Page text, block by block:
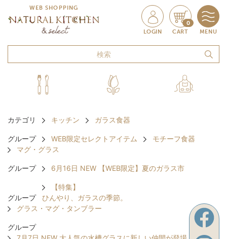
WEB SHOPPING
LOGIN
0
CART MENU
カテゴリ キッチン ガラス食器
グループ WEB限定セレクトアイテム
モチーフ食器
マグ・グラス
グループ 6月16日 NEW 【WEB限定】夏のガラス市
グループ
【特集】
ひんやり、ガラスの季節。
グラス・マグ・タンブラー
グループ